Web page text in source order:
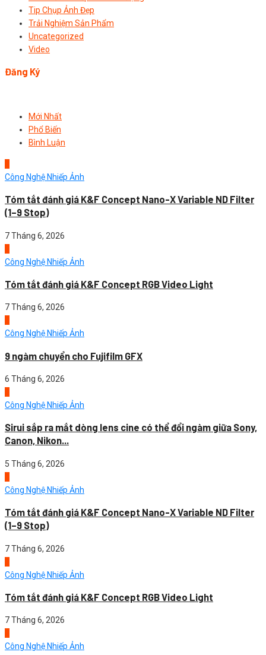
Tip Chụp Ảnh Đẹp
Trải Nghiệm Sản Phẩm
Uncategorized
Video
Đăng Ký
Mới Nhất
Phổ Biến
Bình Luận
Công Nghệ Nhiếp Ảnh
Tóm tắt đánh giá K&F Concept Nano-X Variable ND Filter
(1–9 Stop)
7 Tháng 6, 2026
Công Nghệ Nhiếp Ảnh
Tóm tắt đánh giá K&F Concept RGB Video Light
7 Tháng 6, 2026
Công Nghệ Nhiếp Ảnh
9 ngàm chuyển cho Fujifilm GFX
6 Tháng 6, 2026
Công Nghệ Nhiếp Ảnh
Sirui sắp ra mắt dòng lens cine có thể đổi ngàm giữa Sony,
Canon, Nikon...
5 Tháng 6, 2026
Công Nghệ Nhiếp Ảnh
Tóm tắt đánh giá K&F Concept Nano-X Variable ND Filter
(1–9 Stop)
7 Tháng 6, 2026
Công Nghệ Nhiếp Ảnh
Tóm tắt đánh giá K&F Concept RGB Video Light
7 Tháng 6, 2026
Công Nghệ Nhiếp Ảnh